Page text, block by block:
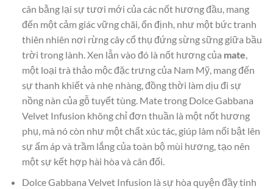
cân bằng lại sự tươi mới của các nốt hương đầu, mang
đến một cảm giác vững chãi, ổn định, như một bức tranh
thiên nhiên nơi rừng cây cổ thụ đứng sừng sững giữa bầu
trời trong lành. Xen lẫn vào đó là nốt hương của mate
một loại trà thảo mộc đặc trưng của Nam Mỹ, mang đến
sự thanh khiết và nhẹ nhàng, đồng thời làm dịu đi sự
nồng nàn của gỗ tuyết tùng. Mate trong Dolce Gabbana
Velvet Infusion không chỉ đơn thuần là một nốt hương
phụ, mà nó còn như một chất xúc tác, giúp làm nổi bật lên
sự ấm áp và trầm lắng của toàn bộ mùi hương, tạo nên
một sự kết hợp hài hòa và cân đối.
Dolce Gabbana Velvet Infusion là sự hòa quyện đầy tinh